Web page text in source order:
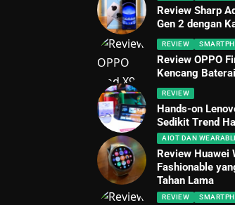
Review Sharp
Gen 2 dengan
REVIEW
Review OPPO
Kencang
REVIEW
Hands-on
Sedikit Trend
AIOT DAN
Review Huawei
Fashionable
Tahan Lama
REVIEW